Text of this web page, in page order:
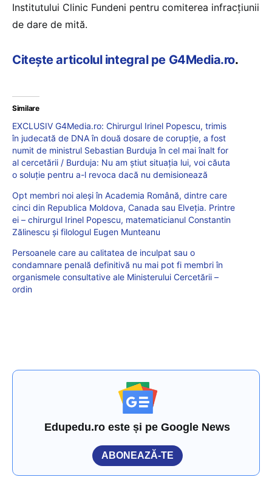
Institutului Clinic Fundeni pentru comiterea infracțiunii
de dare de mită.
Citește articolul integral pe G4Media.ro.
Similare
EXCLUSIV G4Media.ro: Chirurgul Irinel Popescu, trimis
în judecată de DNA în două dosare de corupție, a fost
numit de ministrul Sebastian Burduja în cel mai înalt for
al cercetării / Burduja: Nu am știut situația lui, voi căuta
o soluție pentru a-l revoca dacă nu demisionează
Opt membri noi aleși în Academia Română, dintre care
cinci din Republica Moldova, Canada sau Elveția. Printre
ei – chirurgul Irinel Popescu, matematicianul Constantin
Zălinescu și filologul Eugen Munteanu
Persoanele care au calitatea de inculpat sau o
condamnare penală definitivă nu mai pot fi membri în
organismele consultative ale Ministerului Cercetării –
ordin
Edupedu.ro este și pe Google News
ABONEAZĂ-TE